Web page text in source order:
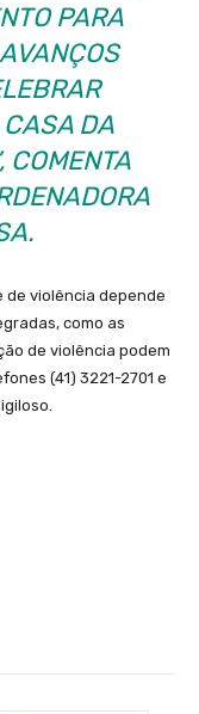
PARA
DA
COMENTA
de violência depende
como as
de violência podem
(41) 3221-2701 e